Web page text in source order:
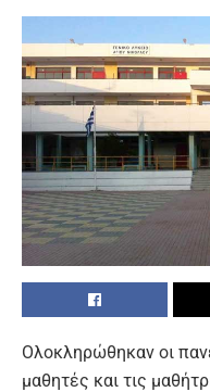
Ολοκληρώθηκαν οι
μαθητές και τις